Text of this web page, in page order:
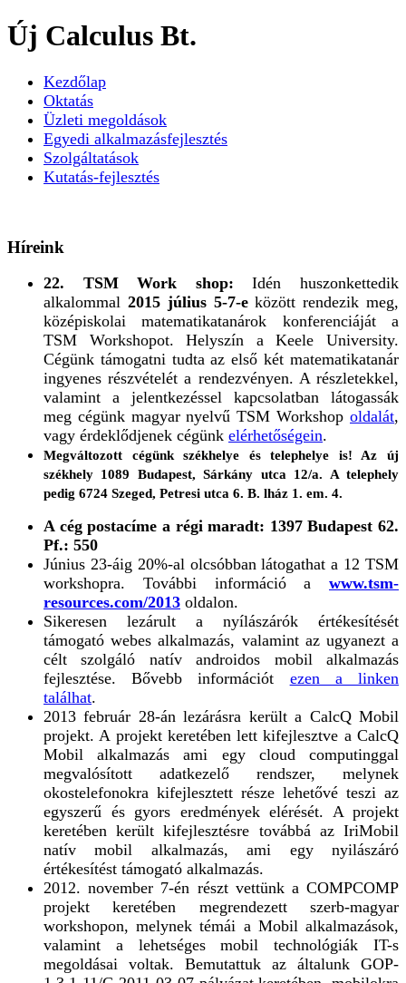
Új Calculus Bt.
Kezdőlap
Oktatás
Üzleti megoldások
Egyedi alkalmazásfejlesztés
Szolgáltatások
Kutatás-fejlesztés
Híreink
22. TSM Work shop: Idén huszonkettedik
alkalommal 2015 július 5-7-eközött rendezik meg,
középiskolai matematikatanárok konferenciáját a
TSM Workshopot. Helyszín a Keele University.
Cégünk támogatni tudta az első két matematikatanár
ingyenes részvételét a rendezvényen. A részletekkel,
valamint a jelentkezéssel kapcsolatban látogassák
meg cégünk magyar nyelvű TSM Workshop oldalát,
vagy érdeklődjenek cégünk elérhetőségein.
Megváltozott cégünk székhelye és telephelye is! Az új
székhely 1089 Budapest, Sárkány utca 12/a. A telephely
pedig 6724 Szeged, Petresi utca 6. B. lház 1. em. 4.
A cég postacíme a régi maradt: 1397 Budapest 62.
Pf.: 550
Június 23-áig 20%-al olcsóbban látogathat a 12 TSM
workshopra. További információ a www.tsm-
resources.com/2013 oldalon.
Sikeresen lezárult a nyílászárók értékesítését
támogató webes alkalmazás, valamint az ugyanezt a
célt szolgáló natív androidos mobil alkalmazás
fejlesztése. Bővebb információt
ezen a linken
találhat.
2013 február 28-án lezárásra került a CalcQ Mobil
projekt. A projekt keretében lett kifejlesztve a CalcQ
Mobil alkalmazás ami egy cloud computinggal
megvalósított adatkezelő rendszer, melynek
okostelefonokra kifejlesztett része lehetővé teszi az
egyszerű és gyors eredmények elérését. A projekt
keretében került kifejlesztésre továbbá az IriMobil
natív mobil alkalmazás, ami egy nyilászáró
értékesítést támogató alkalmazás.
2012. november 7-én részt vettünk a COMPCOMP
projekt keretében megrendezett szerb-magyar
workshopon, melynek témái a Mobil alkalmazások,
valamint a lehetséges mobil technológiák IT-s
megoldásai voltak. Bemutattuk az általunk GOP-